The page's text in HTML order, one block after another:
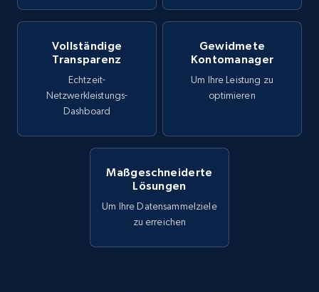
Vollständige
Transparenz
Echtzeit-
Netzwerkleistungs-
Dashboard
Gewidmete
Kontomanager
Um Ihre Leistung zu
optimieren
Maßgeschneiderte
Lösungen
Um Ihre Datensammelziele
zu erreichen